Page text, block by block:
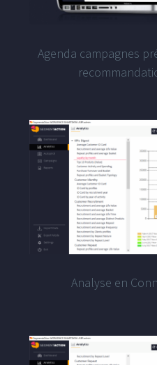
Agenda campagnes
Analyse en